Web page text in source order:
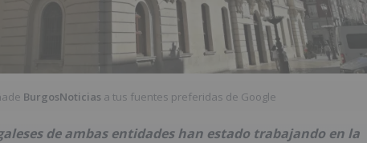
BurgosNoticias a tus fuentes preferidas de Google
de ambas entidades han estado trabajando en la